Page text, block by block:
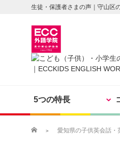
生徒・保護者さまの声｜守山区
5つの特長
愛知県の子供英会話・